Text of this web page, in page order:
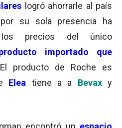
logró ahorrarle al país
su sola presencia ha
precios del único
importado que
producto de Roche es
Elea tiene a a Bevaxy